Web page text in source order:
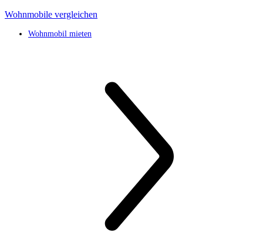
Wohnmobile vergleichen
Wohnmobil mieten